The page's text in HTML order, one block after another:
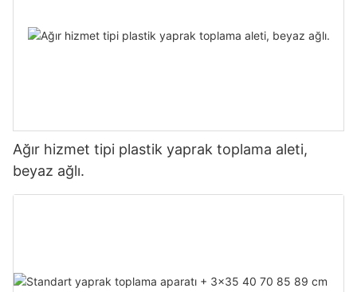
Ağır hizmet tipi plastik yaprak toplama aleti,
beyaz ağlı.